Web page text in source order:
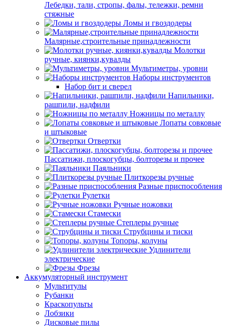
Лебедки, тали, стропы, фалы, тележки, ремни
стяжные
Ломы и гвоздодеры
Малярные,строительные принадлежности
Молотки
ручные, киянки,кувалды
Мультиметры, уровни
Наборы инструментов
Набор бит и сверел
Напильники,
рашпили, надфили
Ножницы по металлу
Лопаты совковые
и штыковые
Отвертки
Пассатижи, плоскогубцы, болторезы и прочее
Паяльники
Плиткорезы ручные
Разные приспособления
Рулетки
Ручные ножовки
Стамески
Степлеры ручные
Струбцины и тиски
Топоры, колуны
Удлинители
электрические
Фрезы
Аккумуляторный инструмент
Мультитулы
Рубанки
Краскопульты
Лобзики
Дисковые пилы